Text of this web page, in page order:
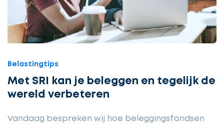
Belastingtips
Met SRI kan je beleggen en tegelijk de
wereld verbeteren
Vandaag bespreken wij hoe beleggingsfondsen